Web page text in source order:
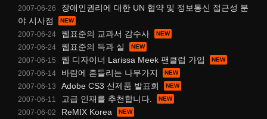
2007-06-26
장애인권리에 대한 UN 협약 및 정보통신 접근성 분
야 시사점
2007-06-24 웹표준의 교과서 감수사
2007-06-24 웹표준의 득과 실
2007-06-15 웹 디자이너 Larissa Meek 팬클럽 가입
2007-06-14 바람에 흔들리는 나무가지
2007-06-13 Adobe CS3 신제품 발표회
2007-06-11 고급 인재를 추천합니다.
2007-06-02 ReMIX Korea